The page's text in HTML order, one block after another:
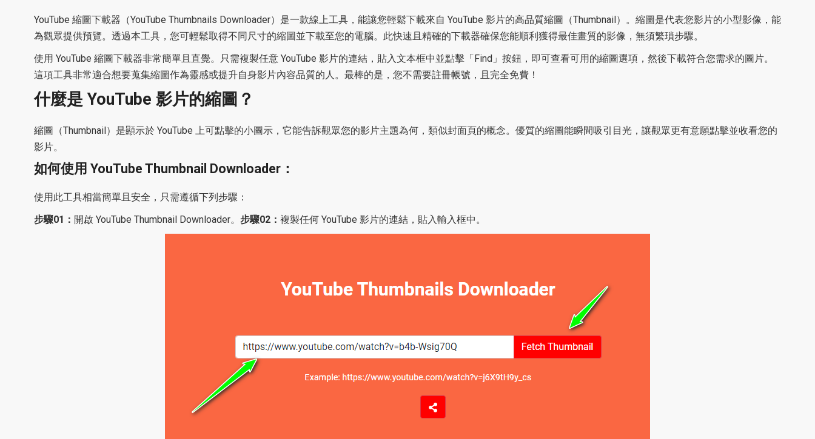
YouTube 縮圖下載器（YouTube Thumbnails Downloader）是一款線上工具，能讓您輕鬆下載來自 YouTube 影片的高品質縮圖（Thumbnail）。縮圖是代表您影片的小型影像，能
為觀眾提供預覽。透過本工具，您可輕鬆取得不同尺寸的縮圖並下載至您的電腦。此快速且精確的下載器確保您能順利獲得最佳畫質的影像，無須繁瑣步驟。
使用 YouTube 縮圖下載器非常簡單且直覺。只需複製任意 YouTube 影片的連結，貼入文本框中並點擊「Find」按鈕，即可查看可用的縮圖選項，然後下載符合您需求的圖片。
這項工具非常適合想要蒐集縮圖作為靈感或提升自身影片內容品質的人。最棒的是，您不需要註冊帳號，且完全免費！
什麼是 YouTube 影片的縮圖？
縮圖（Thumbnail）是顯示於 YouTube 上可點擊的小圖示，它能告訴觀眾您的影片主題為何，類似封面頁的概念。優質的縮圖能瞬間吸引目光，讓觀眾更有意願點擊並收看您的
影片。
如何使用 YouTube Thumbnail Downloader：
使用此工具相當簡單且安全，只需遵循下列步驟：
步驟01： 開啟 YouTube Thumbnail Downloader。 步驟02： 複製任何 YouTube 影片的連結，貼入輸入框中。